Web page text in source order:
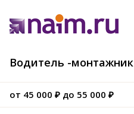
Водитель -монтажник
от 45 000 ₽ до 55 000 ₽